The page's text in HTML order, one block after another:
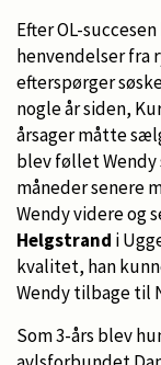
Efter OL-
henvendelser fra
efterspørger
nogle år siden,
årsager måtte
blev føllet
måneder senere
Wendy videre og
Helgstrand i
kvalitet, han
Wendy tilbage til
Som 3-års blev